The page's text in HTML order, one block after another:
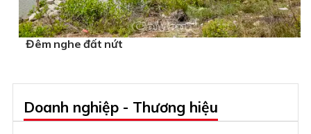
Đêm nghe đất nứt
Doanh nghiệp - Thương hiệu